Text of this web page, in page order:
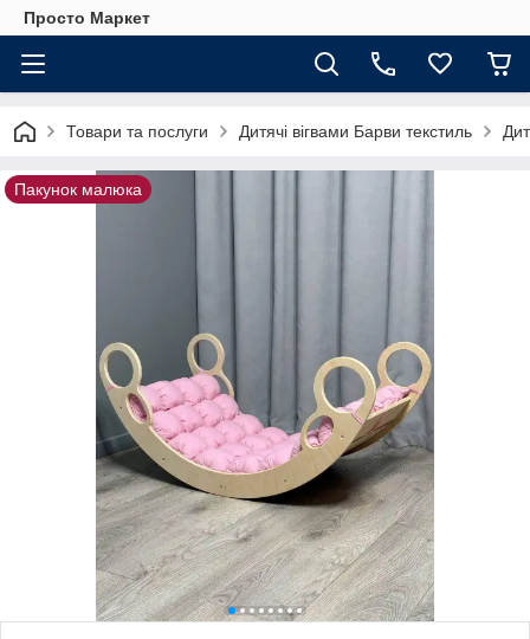
Просто Маркет
Товари та послуги Дитячі вігвами Барви текстиль
Пакунок малюка